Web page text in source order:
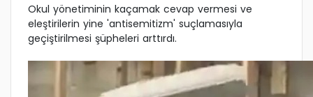
Okul yönetiminin kaçamak cevap vermesi ve
eleştirilerin yine 'antisemitizm' suçlamasıyla
geçiştirilmesi şüpheleri arttırdı.